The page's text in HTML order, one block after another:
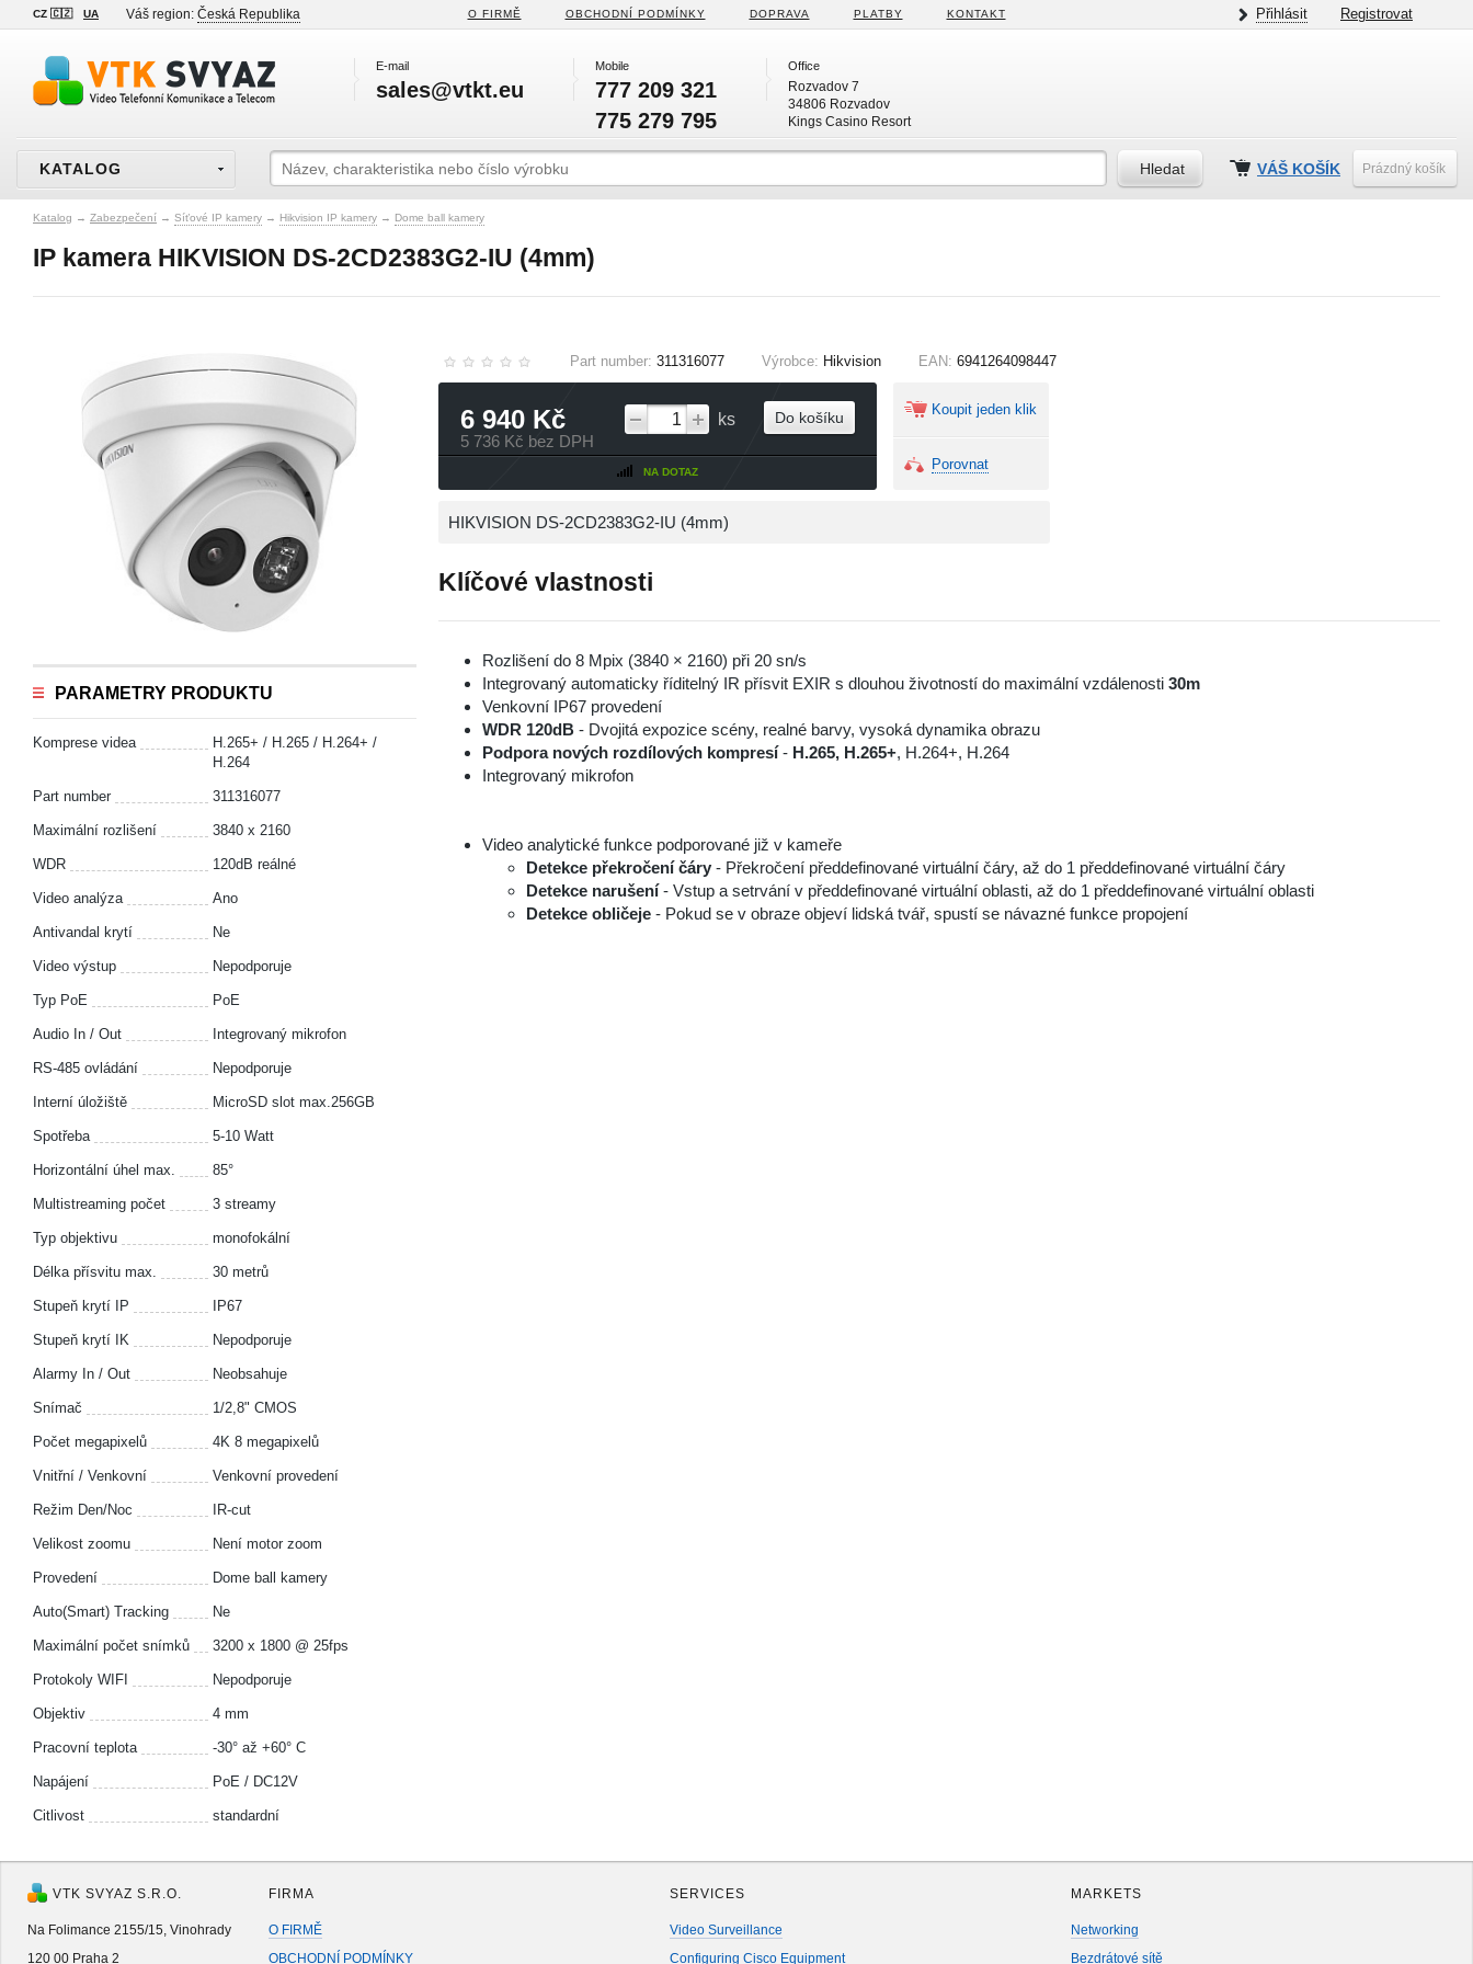
CZ 🇨🇿 UA Váš region: Česká Republika O FIRMĚ OBCHODNÍ PODMÍNKY DOPRAVA PLATBY KONTAKT Přihlásit Registrovat
E-mail
sales@vtkt.eu
Mobile
777 209 321
775 279 795
Office
Rozvadov 7
34806 Rozvadov
Kings Casino Resort
KATALOG VÁŠ KOŠÍK Prázdný košík
Katalog → Zabezpečení → Síťové IP kamery → Hikvision IP kamery → Dome ball kamery
IP kamera HIKVISION DS-2CD2383G2-IU (4mm)
PARAMETRY PRODUKTU
Komprese videa
H.265+ / H.265 / H.264+ /
H.264
Part number 311316077
Maximální rozlišení 3840 x 2160
WDR 120dB reálné
Video analýza Ano
Antivandal krytí Ne
Video výstup Nepodporuje
Typ PoE PoE
Audio In / Out Integrovaný mikrofon
RS-485 ovládání Nepodporuje
Interní úložiště MicroSD slot max.256GB
Spotřeba 5-10 Watt
Horizontální úhel max. 85°
Multistreaming počet 3 streamy
Typ objektivu monofokální
Délka přísvitu max. 30 metrů
Stupeň krytí IP IP67
Stupeň krytí IK Nepodporuje
Alarmy In / Out Neobsahuje
Snímač 1/2,8" CMOS
Počet megapixelů 4K 8 megapixelů
Vnitřní / Venkovní Venkovní provedení
Režim Den/Noc IR-cut
Velikost zoomu Není motor zoom
Provedení Dome ball kamery
Auto(Smart) Tracking Ne
Maximální počet snímků 3200 x 1800 @ 25fps
Protokoly WIFI Nepodporuje
Objektiv 4 mm
Pracovní teplota -30° až +60° C
Napájení PoE / DC12V
Citlivost standardní
Part number: 311316077 Výrobce: Hikvision EAN: 6941264098447
6 940 Kč
5 736 Kč bez DPH
ks
NA DOTAZ
Do košíku Koupit jeden klik
Porovnat
HIKVISION DS-2CD2383G2-IU (4mm)
Klíčové vlastnosti
Rozlišení do 8 Mpix (3840 × 2160) při 20 sn/s
Integrovaný automaticky říditelný IR přísvit EXIR s dlouhou životností do maximální vzdálenosti 30m
Venkovní IP67 provedení
WDR 120dB - Dvojitá expozice scény, realné barvy, vysoká dynamika obrazu
Podpora nových rozdílových kompresí- H.265, H.265+, H.264+, H.264
Integrovaný mikrofon
Video analytické funkce podporované již v kameře
Detekce překročení čáry - Překročení předdefinované virtuální čáry, až do 1 předdefinované virtuální čáry
Detekce narušení- Vstup a setrvání v předdefinované virtuální oblasti, až do 1 předdefinované virtuální oblasti
Detekce obličeje - Pokud se v obraze objeví lidská tvář, spustí se návazné funkce propojení
VTK SVYAZ S.R.O.
Na Folimance 2155/15, Vinohrady
120 00 Praha 2
FIRMA
O FIRMĚ
OBCHODNÍ PODMÍNKY
SERVICES
Video Surveillance
Configuring Cisco Equipment
MARKETS
Networking
Bezdrátové sítě